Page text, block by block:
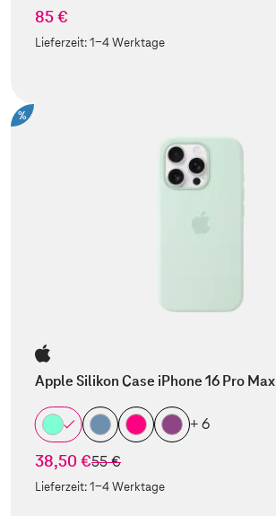
85 €
Lieferzeit:1-4 Werktage
%
Apple Silikon Case iPhone 16 Pro Max
+ 6
38,50 €statt
55 €
Lieferzeit:1-4 Werktage